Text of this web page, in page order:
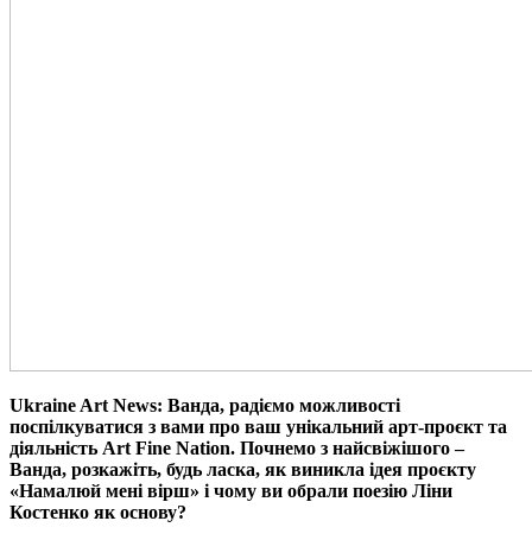
Ukraine Art News: Ванда, радіємо можливості
поспілкуватися з вами про ваш унікальний арт-проєкт та
діяльність Art Fine Nation. Почнемо з найсвіжішого –
Ванда, розкажіть, будь ласка, як виникла ідея проєкту
«Намалюй мені вірш» і чому ви обрали поезію Ліни
Костенко як основу?